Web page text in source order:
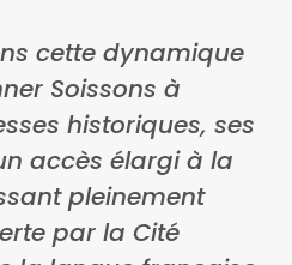
cette dynamique
Soissons à
historiques, ses
accès élargi à la
pleinement
par la Cité